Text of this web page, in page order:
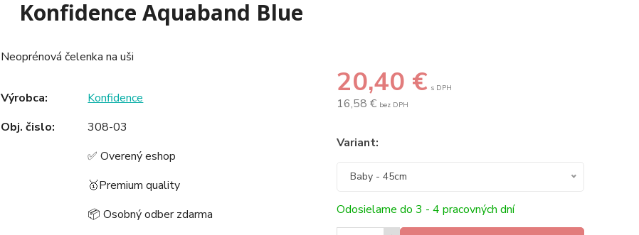
Konfidence Aquaband Blue
20,40 € s DPH
16,58 € bez DPH
Variant:
Baby - 45cm
Odosielame do 3 - 4 pracovných dní
Neoprénová čelenka na uši
Výrobca:
Konfidence
Obj. čislo:
308-03
✅ Overený eshop
🥇Premium quality
📦 Osobný odber zdarma